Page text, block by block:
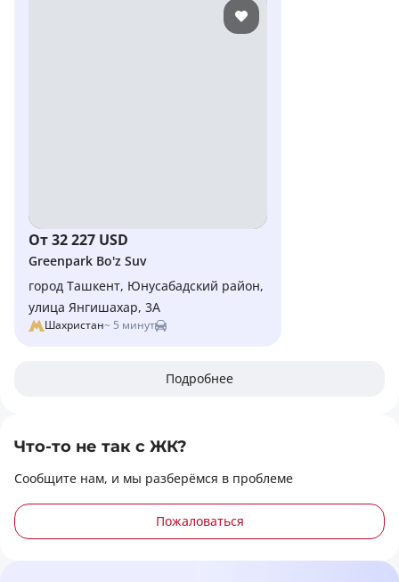
От 32 227 USD
Greenpark Bo'z Suv
город Ташкент, Юнусабадский район,
улица Янгишахар, 3А
Шахристан~ 5 минут
Подробнее
Что-то не так с ЖК?
Сообщите нам, и мы разберёмся в проблеме
Пожаловаться